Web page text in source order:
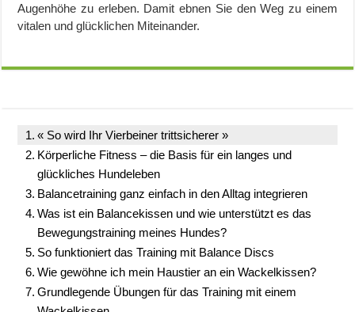
Augenhöhe zu erleben. Damit ebnen Sie den Weg zu einem
vitalen und glücklichen Miteinander.
« So wird Ihr Vierbeiner trittsicherer »
Körperliche Fitness – die Basis für ein langes und
glückliches Hundeleben
Balancetraining ganz einfach in den Alltag integrieren
Was ist ein Balancekissen und wie unterstützt es das
Bewegungstraining meines Hundes?
So funktioniert das Training mit Balance Discs
Wie gewöhne ich mein Haustier an ein Wackelkissen?
Grundlegende Übungen für das Training mit einem